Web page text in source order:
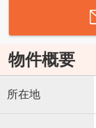
物件概要
所在地